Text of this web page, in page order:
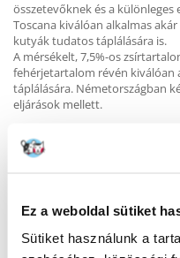
Ez a weboldal sütiket
Sütiket használunk a
összetevőknek és a
Toscana kiválóan alkalmas
kutyák tudatos táplálására is.
A mérsékelt, 7,5%-os
fehérjetartalom révén
táplálására. Németországban
eljárások mellett.